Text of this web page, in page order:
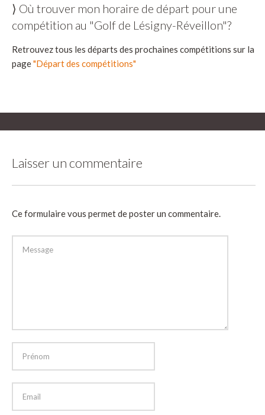
⟩ Où trouver mon horaire de départ pour une
compétition au "Golf de Lésigny-Réveillon"?
Retrouvez tous les départs des prochaines compétitions sur la
page"Départ des compétitions"
Laisser un commentaire
Ce formulaire vous permet de poster un commentaire.